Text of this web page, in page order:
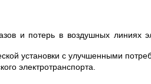
и потерь в воздушных линиях
установки с улучшенными
электротранспорта.